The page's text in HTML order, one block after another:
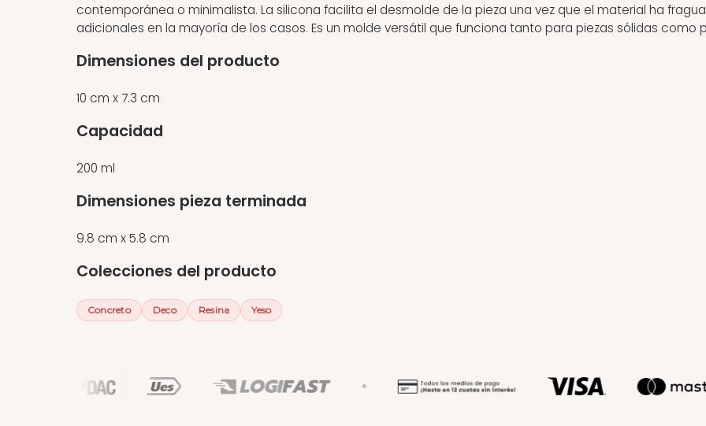
contemporánea o minimalista. La silicona facilita el desmolde de la pieza una vez que el material ha
adicionales en la mayoría de los casos. Es un molde versátil que funciona tanto para piezas sólidas como
Dimensiones del producto
10 cm x 7.3 cm
Capacidad
200 ml
Dimensiones pieza terminada
9.8 cm x 5.8 cm
Colecciones del producto
Concreto Deco Resina Yeso